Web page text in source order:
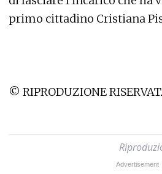
primo cittadino Cristiana
© RIPRODUZIONE